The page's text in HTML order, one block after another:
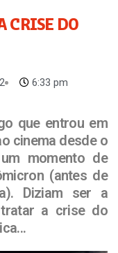
CRISE DO
6:33 pm
que entrou em
cinema desde o
momento de
(antes de
Diziam ser a
a crise do